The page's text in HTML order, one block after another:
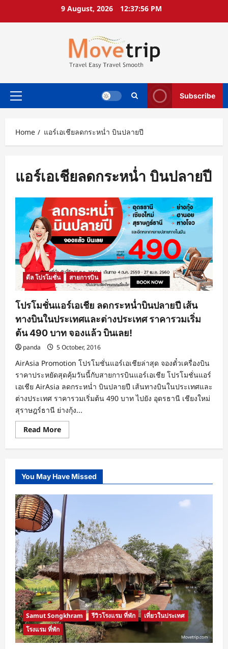
9 August, 2026 12:37:57 PM
Primary
Subscribe
Home แอร์เอเชียลดกระหน่ำ บินปลายปี
แอร์เอเชียลดกระหน่ำ บินปลายปี
ดีล โปรโมชั่น สายการบิน
โปรโมชั่นแอร์เอเชีย ลดกระหน่ำบินปลายปี เส้น
ทางบินในประเทศและต่างประเทศ ราคารวมเริ่ม
ต้น 490 บาท จองแล้ว บินเลย!
panda 5 October, 2016
AirAsia Promotion โปรโมชั่นแอร์เอเชียล่าสุด จองตั๋วเครื่องบิน
ราคาประหยัดสุดคุ้มวันนี้กับสายการบินแอร์เอเชีย โปรโมชั่นแอร์
เอเชีย AirAsia ลดกระหน่ำ บินปลายปี เส้นทางบินในประเทศและ
ต่างประเทศ ราคารวมเริ่มต้น 490 บาท ไปยัง อุดรธานี เชียงใหม่
สุราษฎร์ธานี ย่างกุ้ง...
Read MoreRead
more
โปร
แอร์
เอเชีย
ลด
กระหน่ำ
บิน
ปลาย
ปี
เส้น
ทาง
บิน
ใน
ประเทศ
และ
ต่าง
ประเทศ
ราคา
รวม
เริ่ม
ต้น
490
บาท
จอง
แล้ว
บิน
เลย!
You May Have Missed
Samut Songkhram รีวิวโรงแรม ที่พัก
เที่ยวในประเทศ
โรงแรม ที่พัก